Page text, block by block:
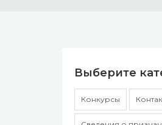
Выберите
Конкурсы